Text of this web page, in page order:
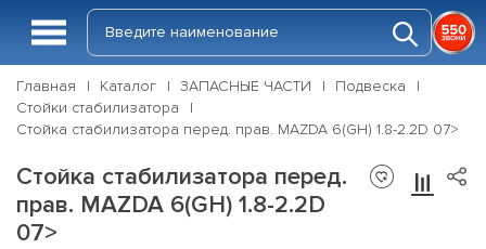
Главная Каталог ЗАПАСНЫЕ ЧАСТИ
Подвеска
Стойки стабилизатора
Стойка стабилизатора перед. прав. MAZDA 6(GH) 1.8-2.2D 07>
Стойка стабилизатора перед.
прав. MAZDA 6(GH) 1.8-2.2D
07>